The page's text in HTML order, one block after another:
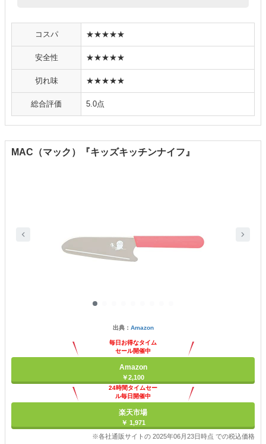
コスパ ★★★★★
安全性 ★★★★★
切れ味 ★★★★★
総合評価 5.0点
MAC（マック）『キッズキッチンナイフ』
出典： Amazon
毎日お得なタイム
セール開催中
Amazon
￥2,100
24時間タイムセー
ル毎日開催中
楽天市場
￥ 1,971
※各社通販サイトの 2025年06月23日時点 での税込価格